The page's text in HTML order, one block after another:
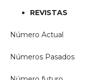
REVISTAS
Número Actual
Números Pasados